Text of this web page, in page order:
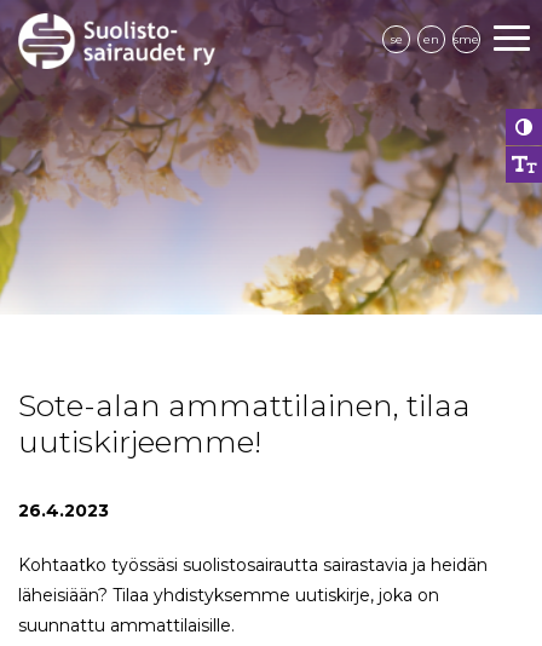
se en sme
Sote-alan ammattilainen, tilaa
uutiskirjeemme!
26.4.2023
Kohtaatko työssäsi suolistosairautta sairastavia ja heidän
läheisiään? Tilaa yhdistyksemme uutiskirje, joka on
suunnattu ammattilaisille.